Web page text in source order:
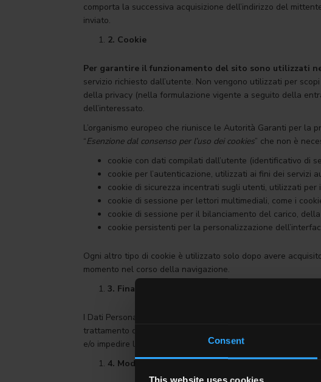
Consent
comporta la successiva acquisizione dell’indirizzo del
inviato.
2. Cookie
Per garantire il funzionamento del sito sono utilizzati
servizio richiesto dall’utente. Non vengono utilizzati per
della privacy (nella formulazione vigente a seguito della
dell’interessato.
L’organismo europeo che riunisce le Autorità Garanti per la
“Esenzione dal consenso per l’uso dei cookies” che non è
cookie con dati compilati dall’utente (identificativo di
cookie per l’autenticazione, utilizzati ai fini dei servizi
cookie di sicurezza incentrati sugli utenti, utilizzati
cookie di sessione per lettori multimediali, come i
cookie di sessione per il bilanciamento del carico,
cookie persistenti per la personalizzazione
Ogni altro tipo di cookie è utilizzato solo dopo avere
momento nel corso della navigazione.
3. Finalità del trattamento dei dati
I Dati Personali potranno essere utilizzati per riscontrare e
trattamento dei dati per l’espletamento di queste finalità è
e/o impedire l’utilizzo in pieno delle funzionalità e dei servizi
4. Modalità e luogo del trattamento.